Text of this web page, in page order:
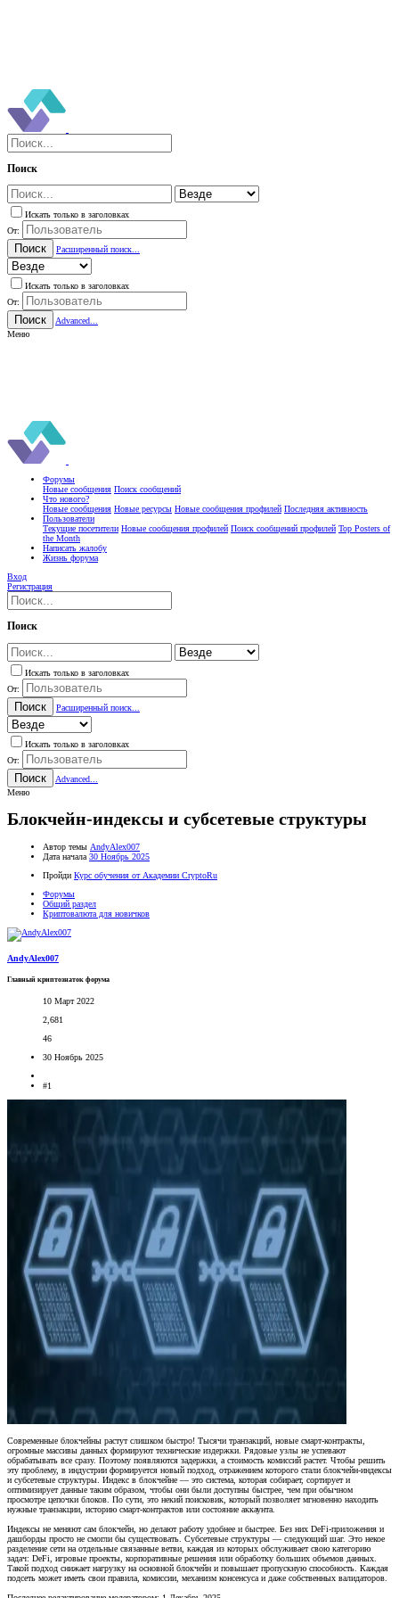
Поиск
Искать только в заголовках
От:
Поиск Расширенный поиск...
Искать только в заголовках
От:
Поиск
Advanced...
Меню
Форумы
Новые сообщения Поиск сообщений
Что нового?
Новые сообщения Новые ресурсы Новые сообщения профилей Последняя активность
Пользователи
Текущие посетители Новые сообщения профилей Поиск сообщений профилей Top Posters of
the Month
Написать жалобу
Жизнь форума
Вход
Регистрация
Поиск
Искать только в заголовках
От:
Поиск Расширенный поиск...
Искать только в заголовках
От:
Поиск
Advanced...
Меню
Блокчейн-индексы и субсетевые структуры
Автор темы AndyAlex007
Дата начала 30 Ноябрь 2025
Пройди Курс обучения от Академии CryptoRu
Форумы
Общий раздел
Криптовалюта для новичков
AndyAlex007
Главный криптознаток форума
10 Март 2022
2,681
46
30 Ноябрь 2025
#1
Современные блокчейны растут слишком быстро! Тысячи транзакций, новые смарт-контракты,
огромные массивы данных формируют технические издержки. Рядовые узлы не успевают
обрабатывать все сразу. Поэтому появляются задержки, а стоимость комиссий растет. Чтобы решить
эту проблему, в индустрии формируется новый подход, отражением которого стали блокчейн-индексы
и субсетевые структуры. Индекс в блокчейне — это система, которая собирает, сортирует и
оптимизирует данные таким образом, чтобы они были доступны быстрее, чем при обычном
просмотре цепочки блоков. По сути, это некий поисковик, который позволяет мгновенно находить
нужные транзакции, историю смарт-контрактов или состояние аккаунта.
Индексы не меняют сам блокчейн, но делают работу удобнее и быстрее. Без них DeFi-приложения и
дашборды просто не смогли бы существовать. Субсетевые структуры — следующий шаг. Это некое
разделение сети на отдельные связанные ветви, каждая из которых обслуживает свою категорию
задач: DeFi, игровые проекты, корпоративные решения или обработку больших объемов данных.
Такой подход снижает нагрузку на основной блокчейн и повышает пропускную способность. Каждая
подсеть может иметь свои правила, комиссии, механизм консенсуса и даже собственных валидаторов.